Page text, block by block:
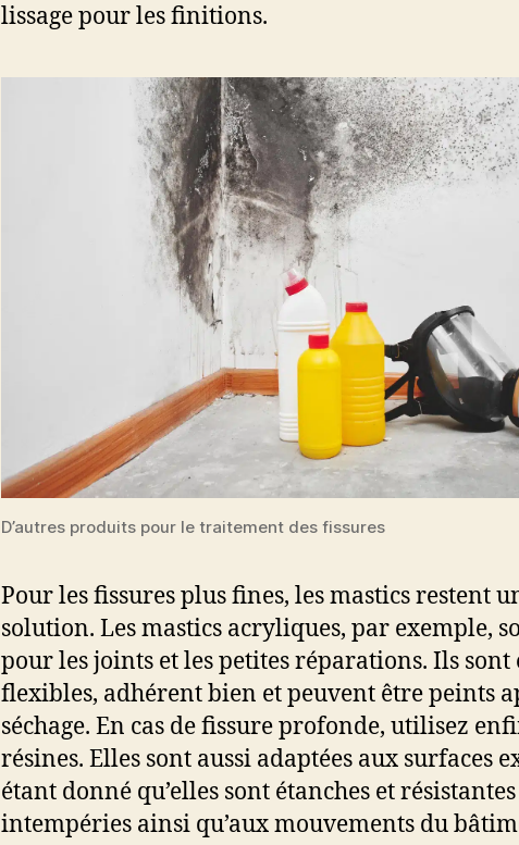
lissage pour les finitions.
D’autres produits pour le traitement des fissures
Pour les fissures plus fines, les mastics restent
solution. Les mastics acryliques, par exemple,
pour les joints et les petites réparations. Ils sont
flexibles, adhérent bien et peuvent être peints
séchage. En cas de fissure profonde, utilisez
résines. Elles sont aussi adaptées aux surfaces
étant donné qu’elles sont étanches et
intempéries ainsi qu’aux mouvements du